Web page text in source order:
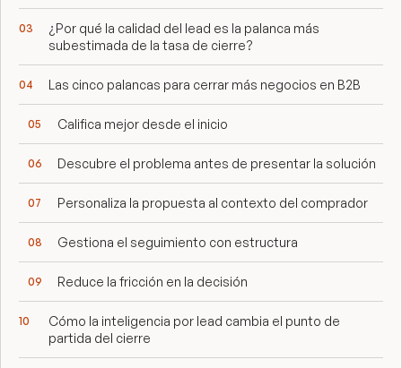
¿Por qué la calidad del lead es la palanca más
subestimada de la tasa de cierre?
Las cinco palancas para cerrar más negocios en B2B
Califica mejor desde el inicio
Descubre el problema antes de presentar la solución
Personaliza la propuesta al contexto del comprador
Gestiona el seguimiento con estructura
Reduce la fricción en la decisión
Cómo la inteligencia por lead cambia el punto de
partida del cierre